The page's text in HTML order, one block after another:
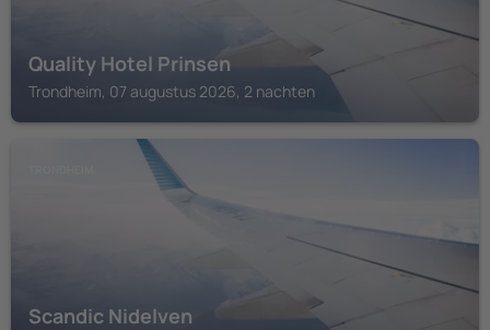
Quality Hotel Prinsen
Trondheim, 07 augustus 2026, 2 nachten
Scandic Nidelven